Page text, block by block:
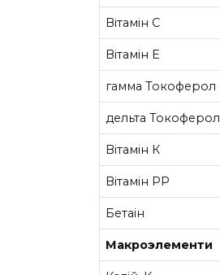
Вітамін C
Вітамін Е
гамма Токоферол
дельта Токоферол
Вітамін К
Вітамін РР
Бетаін
Макроэлементи